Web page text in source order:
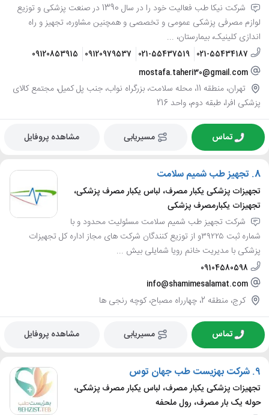
شرکت نیکا طب فعالیت خود را در سال 1390 در صنعت پزشکی و توزیع
لوازم مصرفی پزشکی عمومی و تخصصی و همچنین مشاوره، تجهیز و راه
اندازی کلینیک، بیمارستان، ...
021-55434187
021-55437519
09120979537
09120853915
mostafa.taheri30@gmail.com
تهران، منطقه 11، محله سلامت، بزرگراه نواب، جنب پل کمیل، مجتمع کالای
پزشکی افرا، طبقه دوم، واحد 216
تماس مسیریابی مشاهده پروفایل
8. تجهیز طب شمیم سلامت
تجهیزات پزشکی یکبار مصرف، لباس یکبار مصرف پزشکی،
تجهیزات یکبارمصرف پزشکی
شرکت تجهیز طب شمیم سلامت مسئولیت محدود و با
شماره ثبت ۳۹۲۲۵و از توزیع کنندگان شرکت های مجاز اداره کل تجهیزات
پزشکی با مدیریت خانم رویا شمایلی بیش ...
09104580598
info@shamimesalamat.com
کرج، منطقه 2، چهارراه مصباح، کوچه رنجی ها
تماس مسیریابی مشاهده پروفایل
9. شرکت بهزیست طب جهان توس
تجهیزات پزشکی یکبار مصرف، لباس یکبار مصرف پزشکی،
حوله یک بار مصرف، رول ملحفه